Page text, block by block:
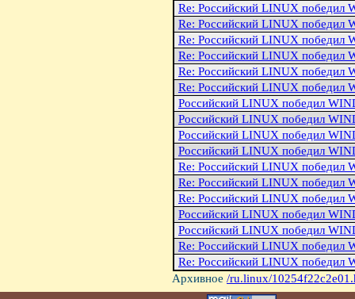
Re: Российский LINUX победил
Re: Российский LINUX победил
Re: Российский LINUX победил
Re: Российский LINUX победил
Re: Российский LINUX победил
Re: Российский LINUX победил
Российский LINUX победил
Российский LINUX победил
Российский LINUX победил
Российский LINUX победил
Re: Российский LINUX победил
Re: Российский LINUX победил
Re: Российский LINUX победил
Российский LINUX победил
Российский LINUX победил
Re: Российский LINUX победил
Re: Российский LINUX победил
Архивное /ru.linux/